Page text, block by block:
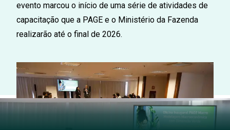
evento marcou o início de uma série de atividades de
capacitação que a PAGE e o Ministério da Fazenda
realizarão até o final de 2026.